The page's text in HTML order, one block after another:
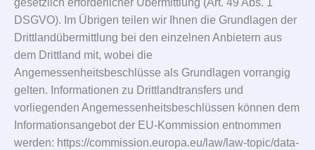
gesetzlich erforderlicher Übermittlung (Art. 49 Abs. 1
DSGVO). Im Übrigen teilen wir Ihnen die Grundlagen der
Drittlandübermittlung bei den einzelnen Anbietern aus
dem Drittland mit, wobei die
Angemessenheitsbeschlüsse als Grundlagen vorrangig
gelten. Informationen zu Drittlandtransfers und
vorliegenden Angemessenheitsbeschlüssen können dem
Informationsangebot der EU-Kommission entnommen
werden: https://commission.europa.eu/law/law-topic/data-